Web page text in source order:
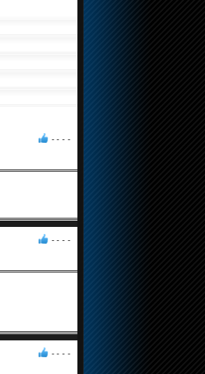
- - - -
- - - -
- - - -